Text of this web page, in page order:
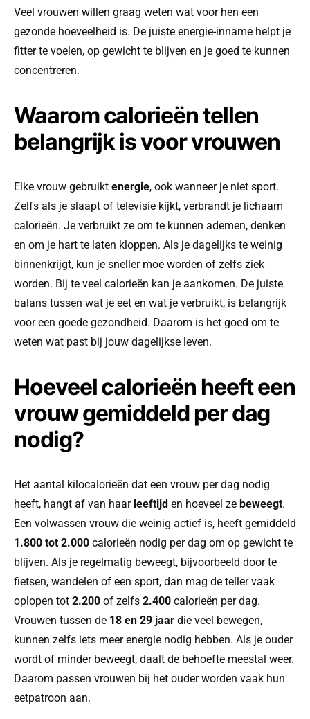
Veel vrouwen willen graag weten wat voor hen een
gezonde hoeveelheid is. De juiste energie-inname helpt je
fitter te voelen, op gewicht te blijven en je goed te kunnen
concentreren.
Waarom calorieën tellen
belangrijk is voor vrouwen
Elke vrouw gebruikt energie, ook wanneer je niet sport.
Zelfs als je slaapt of televisie kijkt, verbrandt je lichaam
calorieën. Je verbruikt ze om te kunnen ademen, denken
en om je hart te laten kloppen. Als je dagelijks te weinig
binnenkrijgt, kun je sneller moe worden of zelfs ziek
worden. Bij te veel calorieën kan je aankomen. De juiste
balans tussen wat je eet en wat je verbruikt, is belangrijk
voor een goede gezondheid. Daarom is het goed om te
weten wat past bij jouw dagelijkse leven.
Hoeveel calorieën heeft een
vrouw gemiddeld per dag
nodig?
Het aantal kilocalorieën dat een vrouw per dag nodig
heeft, hangt af van haar leeftijd en hoeveel ze beweegt.
Een volwassen vrouw die weinig actief is, heeft gemiddeld
1.800 tot 2.000 calorieën nodig per dag om op gewicht te
blijven. Als je regelmatig beweegt, bijvoorbeeld door te
fietsen, wandelen of een sport, dan mag de teller vaak
oplopen tot 2.200 of zelfs 2.400 calorieën per dag.
Vrouwen tussen de 18 en 29 jaar die veel bewegen,
kunnen zelfs iets meer energie nodig hebben. Als je ouder
wordt of minder beweegt, daalt de behoefte meestal weer.
Daarom passen vrouwen bij het ouder worden vaak hun
eetpatroon aan.